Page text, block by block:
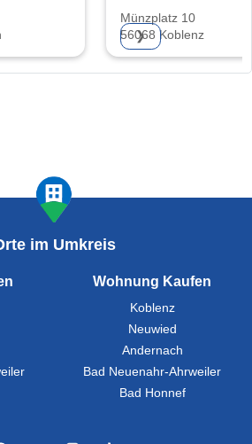
Münzplatz 10
56068 Koblenz
❯
im Umkreis
Wohnung Kaufen
Koblenz
Neuwied
Andernach
Bad Neuenahr-Ahrweiler
Bad Honnef